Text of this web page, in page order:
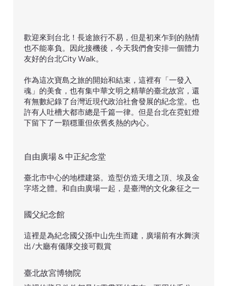
歡迎來到台北！長途旅行不易，但是初來乍到的熱情
也不能辜負。因此接機後，今天我們會安排一個體力
友好的台北City Walk。
作為這次寶島之旅的開始和結束，這裡有「一發入
魂」的美食，也有集中華文明之精華的臺北故宮，還
有無數紀錄了台灣近現代政治社會發展的紀念堂。也
許有人吐槽大都市總是千篇一律。但是台北在霓虹燈
下留下了一顆穩重但依舊炙熱的內心。
臺北市中心的地標建築。造型仿造天壇之頂、埃及金
字塔之體。和自由廣場一起，是臺灣的文化象征之一
自由廣場 & 中正紀念堂
這裡是為紀念國父孫中山先生而建，廣場前有水舞演
出/大廳有儀隊交接可觀賞
國父紀念館
臺北故宮博物院